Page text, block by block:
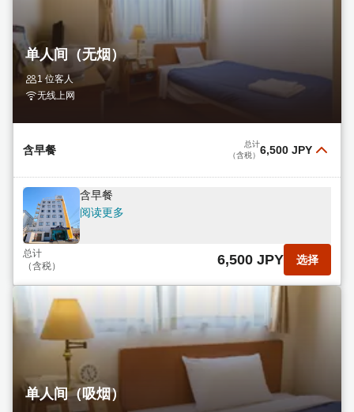
单人间（无烟）
1 位客人
无线上网
含早餐
总计
（含税） 6,500 JPY
含早餐
阅读更多
总计
（含税）
6,500 JPY 选择
单人间（吸烟）